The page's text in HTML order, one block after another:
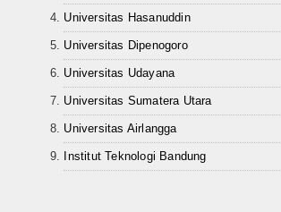
Universitas Hasanuddin
Universitas Dipenogoro
Universitas Udayana
Universitas Sumatera Utara
Universitas Airlangga
Institut Teknologi Bandung